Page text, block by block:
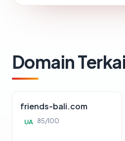
Domain
friends-bali.com
UA 85/100